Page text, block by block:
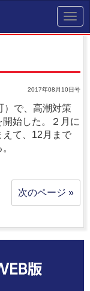
2017年08月10日号
で、高潮対策
始した。２月に
て、12月まで
次のページ »